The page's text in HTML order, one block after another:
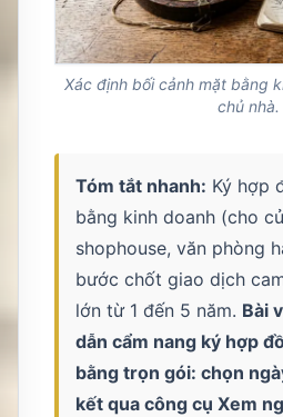
Xác định bối cảnh mặt bằng
chủ nhà.
Tóm tắt nhanh: Ký hợp
bằng kinh doanh (cho
shophouse, văn phòng
bước chốt giao dịch
lớn từ 1 đến 5 năm. Bài
dẫn cẩm nang ký hợp
bằng trọn gói: chọn
kết qua công cụ Xem